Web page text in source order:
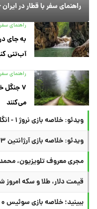
راهنمای سفر با قطار در
راهنمای سفر
به جای
آب‌تنی
راهنمای سفر
۷
می‌کنند
ویدئو: خلاصه بازی نروژ ۱ - انگلیس ۲
ویدئو: خلاصه بازی آرژانتین ۳ - سوئیس ۱
مجری معروف تلویزیون،
قیمت دلار، طلا و سکه امروز شنبه
ببینید؛ خلاصه بازی سوئیس ۰ (۴) - کلمبیا ۰ (۳) در جام جهانی